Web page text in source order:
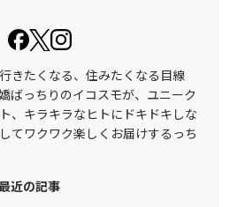
きたくなる、住みたくなる目線
ばっちりのイコスモが、ユニーク
、キラキラなヒトにドキドキしな
てワクワク楽しくお届けするっち
近の記事